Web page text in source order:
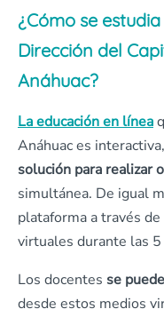
¿Cómo se
Dirección del
Anáhuac?
La educación en línea
Anáhuac es
solución para realizar
simultánea. De igual
plataforma a través
virtuales durante las 5
Los docentes se
desde estos medios